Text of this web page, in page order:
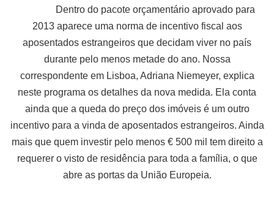
Dentro do pacote orçamentário aprovado para
2013 aparece uma norma de incentivo fiscal aos
aposentados estrangeiros que decidam viver no país
durante pelo menos metade do ano. Nossa
correspondente em Lisboa, Adriana Niemeyer, explica
neste programa os detalhes da nova medida. Ela conta
ainda que a queda do preço dos imóveis é um outro
incentivo para a vinda de aposentados estrangeiros. Ainda
mais que quem investir pelo menos € 500 mil tem direito a
requerer o visto de residência para toda a família, o que
abre as portas da União Europeia.